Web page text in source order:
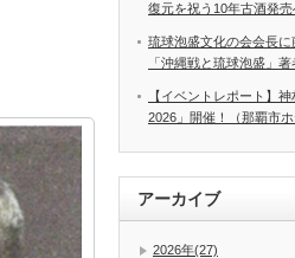
復元を祝う10年古酒発売
琉球泡盛文化の会会長
「沖縄戦と琉球泡盛」
【イベントレポート】
2026」開催！（那覇市
アーカイブ
2026年(27)